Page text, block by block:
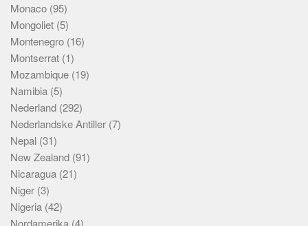
Monaco (95)
Mongoliet (5)
Montenegro (16)
Montserrat (1)
Mozambique (19)
Namibia (5)
Nederland (292)
Nederlandske Antiller (7)
Nepal (31)
New Zealand (91)
Nicaragua (21)
Niger (3)
Nigeria (42)
Nordamerika (4)